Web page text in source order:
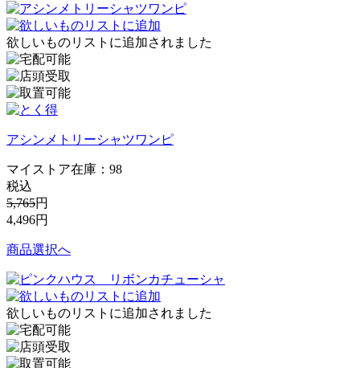
欲しいものリストに追加されました
アシンメトリーシャツワンピ
マイストア在庫： 98
税込
5,765円
4,496円
商品選択へ
欲しいものリストに追加されました